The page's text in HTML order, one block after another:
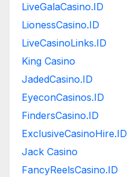
LiveGalaCasino.ID
LionessCasino.ID
LiveCasinoLinks.ID
King Casino
JadedCasino.ID
EyeconCasinos.ID
FindersCasino.ID
ExclusiveCasinoHire.ID
Jack Casino
FancyReelsCasino.ID